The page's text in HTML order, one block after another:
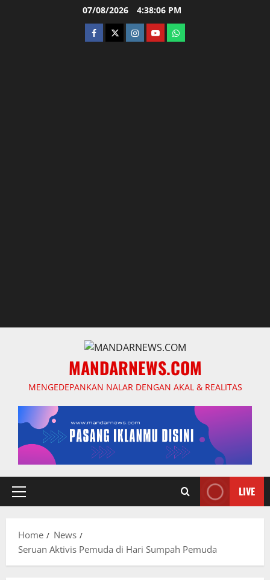
07/08/2026 4:38:07 PM
facebooktwitterinstagram.com
youtubewhatsapp
MANDARNEWS.COM
MENGEDEPANKAN NALAR DENGAN AKAL & REALITAS
Primary
LIVE
Home
News
Seruan Aktivis Pemuda di Hari Sumpah Pemuda